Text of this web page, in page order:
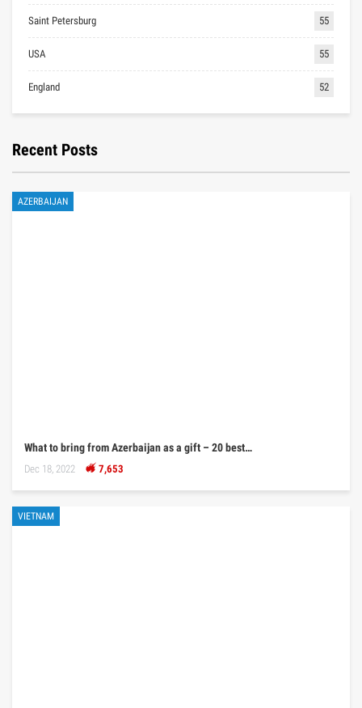
Saint Petersburg 55
USA 55
England 52
Recent Posts
AZERBAIJAN
What to bring from Azerbaijan as a gift – 20 best…
Dec 18, 2022 7,653
VIETNAM